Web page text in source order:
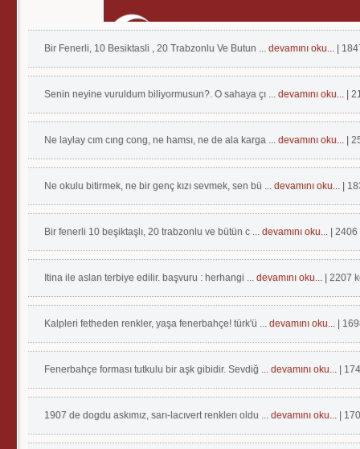
Bir Fenerli, 10 Besiktasli , 20 Trabzonlu Ve Butun ... devamını oku... |
Senin neyine vuruldum biliyormusun?. O sahaya çı ... devamını oku... |
Ne laylay cım cıng cong, ne hamsı, ne de ala karga ... devamını oku... |
Ne okulu bitirmek, ne bir genç kızı sevmek, sen bü ... devamını oku... |
Bir fenerli 10 beşiktaşlı, 20 trabzonlu ve bütün c ... devamını oku... |
Itina ile aslan terbiye edilir. başvuru : herhangi ... devamını oku... | 2207
Kalpleri fetheden renkler, yaşa fenerbahçe! türk'ü ... devamını oku... |
Fenerbahçe forması tutkulu bir aşk gibidir. Sevdiğ ... devamını oku... |
1907 de dogdu askımız, sarı-lacıvert renklerı oldu ... devamını oku... |